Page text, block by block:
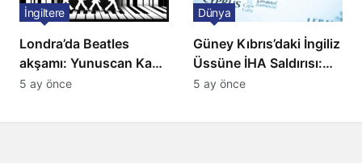
Londra’da Beatles
akşamı: Yunuscan Kaya
klasik yorumuyla
İngiltere
5 ay önce
Güney Kıbrıs’daki İngiliz
Üssüne İHA Saldırısı:
Patlama, Sirenler ve
Dünya
5 ay önce